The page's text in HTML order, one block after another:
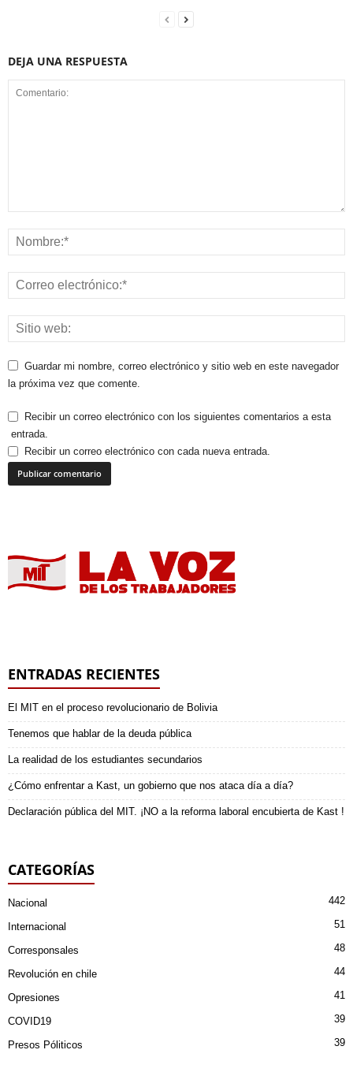
DEJA UNA RESPUESTA
Guardar mi nombre, correo electrónico y sitio web en este navegador
la próxima vez que comente.
Recibir un correo electrónico con los siguientes comentarios a esta
entrada.
Recibir un correo electrónico con cada nueva entrada.
ENTRADAS RECIENTES
El MIT en el proceso revolucionario de Bolivia
Tenemos que hablar de la deuda pública
La realidad de los estudiantes secundarios
¿Cómo enfrentar a Kast, un gobierno que nos ataca día a día?
Declaración pública del MIT. ¡NO a la reforma laboral encubierta de Kast !
CATEGORÍAS
Nacional 442
Internacional 51
Corresponsales 48
Revolución en chile 44
Opresiones 41
COVID19 39
Presos Póliticos 39